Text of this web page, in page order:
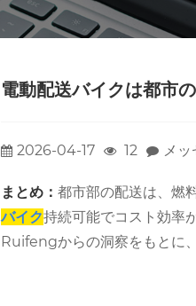
電動配送バイクは都市
2026-04-17 12 メ
まとめ： 都市部の配送は、燃
バイク持続可能でコスト効率
Ruifengからの洞察をもとに